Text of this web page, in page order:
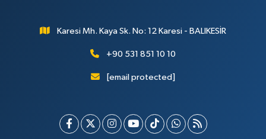
Karesi Mh. Kaya Sk. No: 12 Karesi - BALIKESİR
+90 531 851 10 10
[email protected]